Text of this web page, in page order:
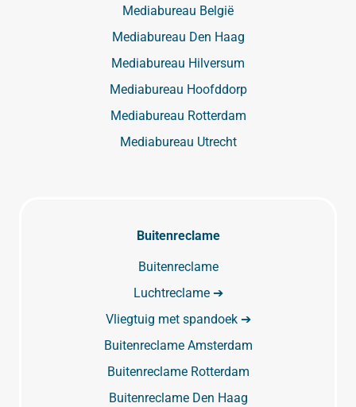
Mediabureau België
Mediabureau Den Haag
Mediabureau Hilversum
Mediabureau Hoofddorp
Mediabureau Rotterdam
Mediabureau Utrecht
Buitenreclame
Buitenreclame
Luchtreclame ➔
Vliegtuig met spandoek ➔
Buitenreclame Amsterdam
Buitenreclame Rotterdam
Buitenreclame Den Haag